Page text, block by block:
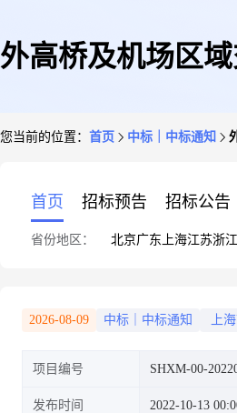
外高桥及机场区
您当前的位置： 首页 中标｜中标通知
首页 招标预告 招标公告
省份地区： 北京广东 上海江苏浙江
2026-08-09 中标｜中标通知 上
项目编号 SHXM-00-
发布时间 2022-10-13